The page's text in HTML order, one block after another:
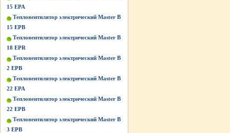
15 EPA
Тепловентилятор электрический Master B
15 EPB
Тепловентилятор электрический Master B
18 EPR
Тепловентилятор электрический Master B
2 EPB
Тепловентилятор электрический Master B
22 EPA
Тепловентилятор электрический Master B
22 EPB
Тепловентилятор электрический Master B
3 EPB